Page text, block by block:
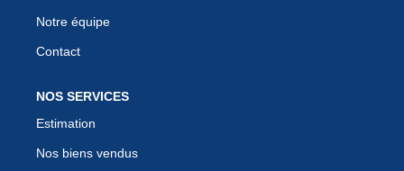
Notre équipe
Contact
NOS SERVICES
Estimation
Nos biens vendus